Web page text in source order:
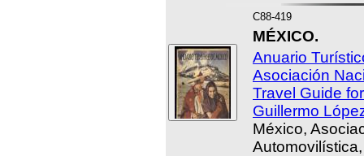
C88-419
MÉXICO.
Anuario
Asociación
Travel Guide
Guillermo
México,